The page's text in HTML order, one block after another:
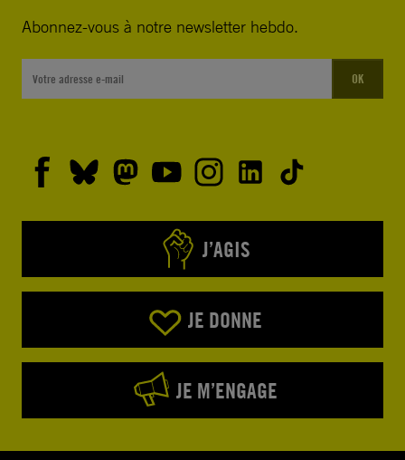
Abonnez-vous à notre newsletter hebdo.
OK
J’AGIS
JE DONNE
JE M’ENGAGE